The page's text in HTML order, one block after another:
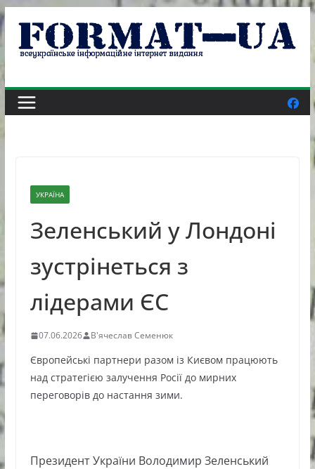
Skip
content
УКРАЇНА
Зеленський у Лондоні
зустрінеться з
лідерами ЄС
07.06.2026 В'ячеслав Семенюк
Європейські партнери разом із Києвом працюють
над стратегією залучення Росії до мирних
переговорів до настання зими.
Президент України Володимир Зеленський